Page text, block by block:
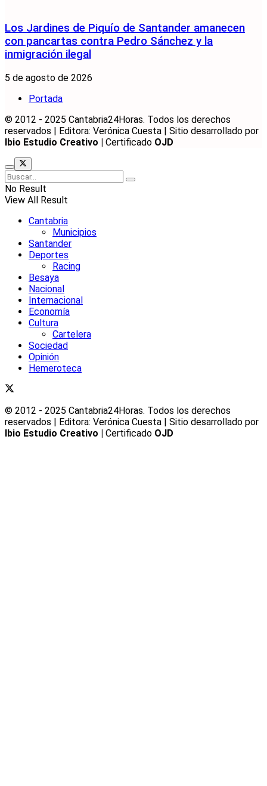
Los Jardines de Piquío de Santander amanecen
con pancartas contra Pedro Sánchez y la
inmigración ilegal
5 de agosto de 2026
Portada
© 2012 - 2025 Cantabria24Horas. Todos los derechos
reservados | Editora: Verónica Cuesta | Sitio desarrollado por
Ibio Estudio Creativo | Certificado OJD
No Result
View All Result
Cantabria
Municipios
Santander
Deportes
Racing
Besaya
Nacional
Internacional
Economía
Cultura
Cartelera
Sociedad
Opinión
Hemeroteca
© 2012 - 2025 Cantabria24Horas. Todos los derechos
reservados | Editora: Verónica Cuesta | Sitio desarrollado por
Ibio Estudio Creativo |
Certificado OJD